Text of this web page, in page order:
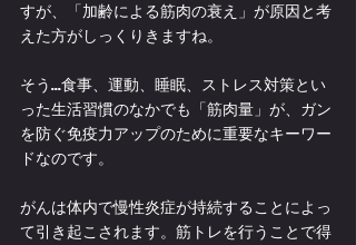
すが、「加齢による筋肉の衰え」が原因と考
えた方がしっくりきますね。
そう...食事、運動、睡眠、ストレス対策とい
った生活習慣のなかでも「筋肉量」が、ガン
を防ぐ免疫力アップのために重要なキーワー
ドなのです。
がんは体内で慢性炎症が持続することによっ
て引き起こされます。筋トレを行うことで得